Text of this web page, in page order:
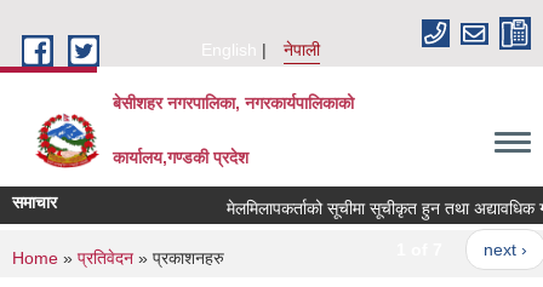
English
नेपाली
बेसीशहर नगरपालिका, नगरकार्यपालिकाको
कार्यालय,गण्डकी प्रदेश
समाचार मेलमिलापकर्ताको सूचीमा सूचीकृत हुन तथा अद्यावधिक
next ›
You are here
Home » प्रतिवेदन » प्रकाशनहरु